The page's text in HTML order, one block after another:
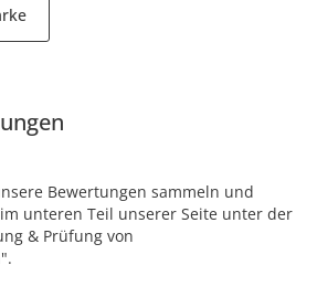
Bewertungen sammeln und
unteren Teil unserer Seite unter der
& Prüfung von